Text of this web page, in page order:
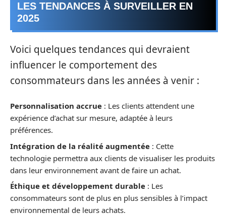
LES TENDANCES À SURVEILLER EN
2025
Voici quelques tendances qui devraient
influencer le comportement des
consommateurs dans les années à venir :
Personnalisation accrue : Les clients attendent une
expérience d’achat sur mesure, adaptée à leurs
préférences.
Intégration de la réalité augmentée : Cette
technologie permettra aux clients de visualiser les produits
dans leur environnement avant de faire un achat.
Éthique et développement durable : Les
consommateurs sont de plus en plus sensibles à l’impact
environnemental de leurs achats.